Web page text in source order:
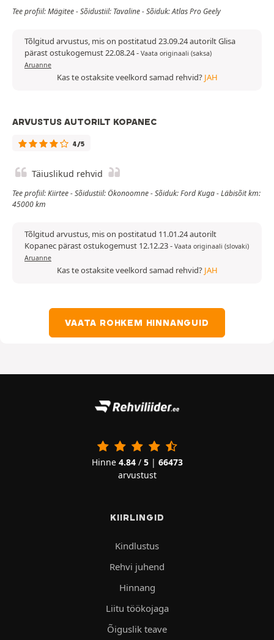
Tee profiil: Mägitee - Sõidustiil: Tavaline - Sõiduk: Atlas Pro Geely
Tõlgitud arvustus, mis on postitatud 23.09.24 autorilt Glisa
pärast ostukogemust 22.08.24- Vaata originaali (saksa)
Aruanne
Kas te ostaksite veelkord samad rehvid? JAH
ARVUSTUS AUTORILT KOPANEC
4/5
Täiuslikud rehvid
Tee profiil: Kiirtee - Sõidustiil: Ökonoomne - Sõiduk: Ford Kuga - Läbisõit km:
45000 km
Tõlgitud arvustus, mis on postitatud 11.01.24 autorilt
Kopanec pärast ostukogemust 12.12.23- Vaata originaali (slovaki)
Aruanne
Kas te ostaksite veelkord samad rehvid? JAH
VAATA ROHKEM HINNANGUID
Hinne 4.84/ 5| 66473
arvustust
KIIRLINGID
Kindlustus
Rehvi juhend
Hinnang
Liitu töökojaga
Õiguslik teave